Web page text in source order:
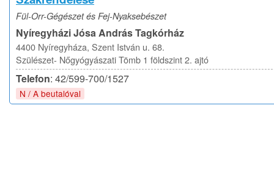
Fül-Orr-Gégészet és Fej-Nyaksebészet
Nyíregyházi Jósa András Tagkórház
4400 Nyíregyháza, Szent István u. 68.
Szülészet- Nőgyógyászati Tömb 1 földszint 2. ajtó
Telefon: 42/599-700/1527
N / A beutalóval